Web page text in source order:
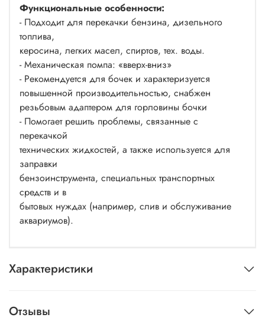
Функциональные особенности:
- Подходит для перекачки бензина, дизельного
топлива,
керосина, легких масел, спиртов, тех. воды.
- Механическая помпа: «вверх-вниз»
- Рекомендуется для бочек и характеризуется
повышенной производительностью, снабжен
резьбовым адаптером для горловины бочки
- Помогает решить проблемы, связанные с
перекачкой
технических жидкостей, а также используется для
заправки
бензоинструмента, специальных транспортных
средств и в
бытовых нуждах (например, слив и обслуживание
аквариумов).
Характеристики
Отзывы